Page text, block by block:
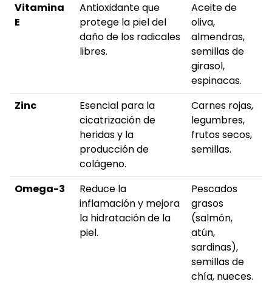
Vitamina
E
Antioxidante que
protege la piel del
daño de los radicales
libres.
Aceite de
oliva,
almendras,
semillas de
girasol,
espinacas.
Zinc
Esencial para la
cicatrización de
heridas y la
producción de
colágeno.
Carnes rojas,
legumbres,
frutos secos,
semillas.
Omega-3
Reduce la
inflamación y mejora
la hidratación de la
piel.
Pescados
grasos
(salmón,
atún,
sardinas),
semillas de
chía, nueces.